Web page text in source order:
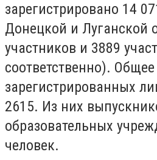
зарегистрировано 14
Донецкой и Луганской
участников и 3889
соответственно).
зарегистрированных
2615. Из них
образовательных
человек.